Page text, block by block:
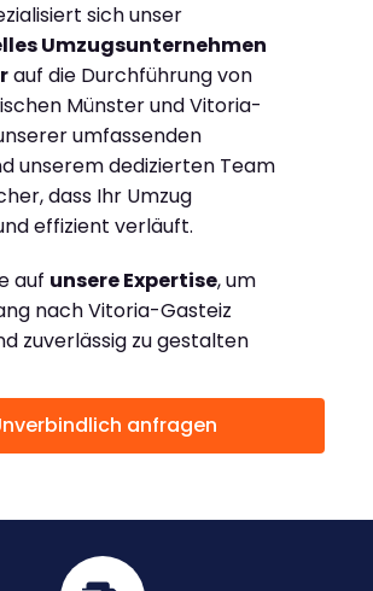
sich unser
Umzugsunternehmen
auf die Durchführung von
Münster und Vitoria-
umfassenden
unserem dedizierten Team
dass Ihr Umzug
effizient verläuft.
auf unsere Expertise, um
nach Vitoria-Gasteiz
zuverlässig zu gestalten
anfragen